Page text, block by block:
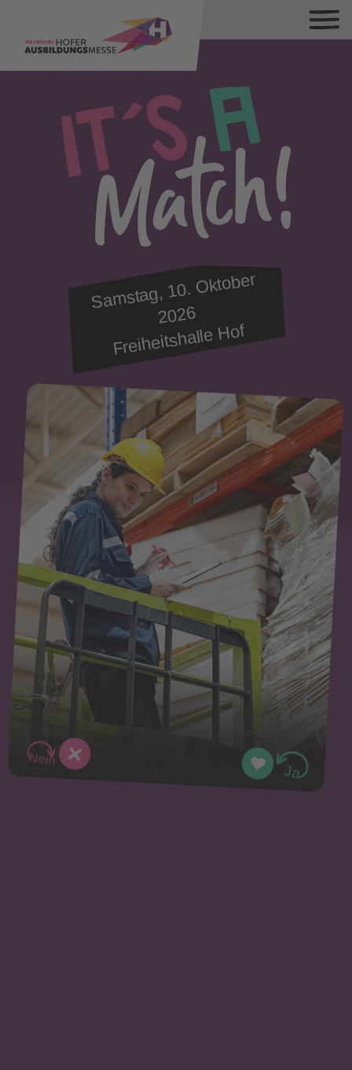
Sa
mstag, 10.
Oktober
2026
Freiheitshalle Hof